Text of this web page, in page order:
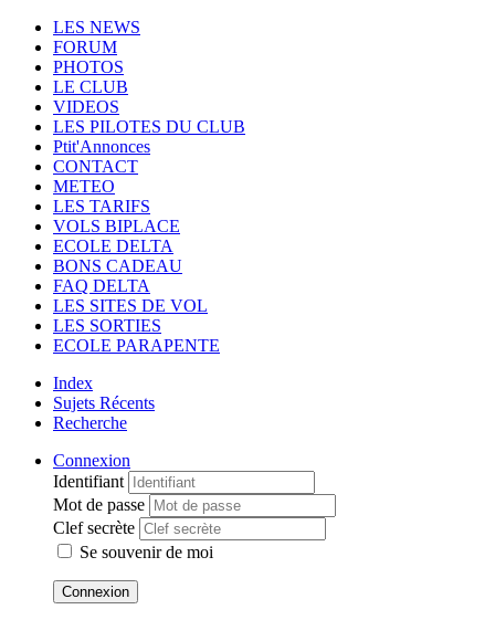
LES NEWS
FORUM
PHOTOS
LE CLUB
VIDEOS
LES PILOTES DU CLUB
Ptit'Annonces
CONTACT
METEO
LES TARIFS
VOLS BIPLACE
ECOLE DELTA
BONS CADEAU
FAQ DELTA
LES SITES DE VOL
LES SORTIES
ECOLE PARAPENTE
Index
Sujets Récents
Recherche
Connexion
Identifiant
Mot de passe
Clef secrète
Se souvenir de moi
Connexion